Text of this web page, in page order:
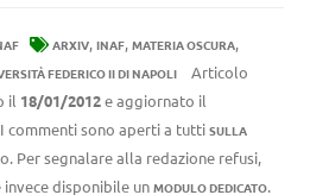
ARXIV, INAF, MATERIA OSCURA,
FEDERICO II DI NAPOLI
Articolo
il 18/01/2012e aggiornato il
commenti sono aperti a tutti SULLA
Per segnalare alla redazione refusi,
disponibile un MODULO DEDICATO.